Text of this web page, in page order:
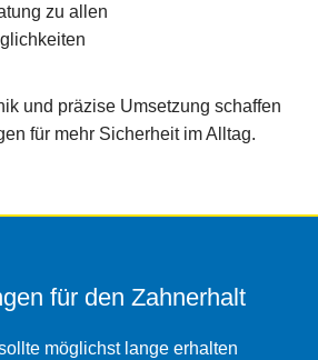
zu allen
und präzise Umsetzung schaffen
für mehr Sicherheit im Alltag.
für den Zahnerhalt
möglichst lange erhalten